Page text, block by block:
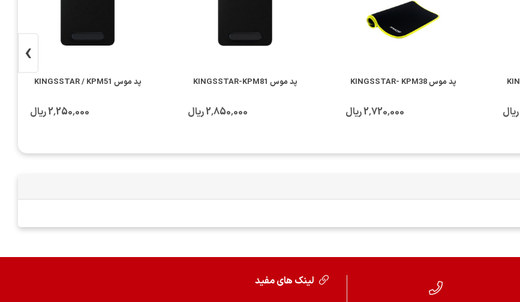
پد موس KINGSSTAR- KPM38
2٬720٬000 ریال
پد موس KINGSSTAR-KPM81
2٬850٬000 ریال
پد موس KINGSSTAR / KPM51
2٬250٬000 ریال
›
لینک های مفید